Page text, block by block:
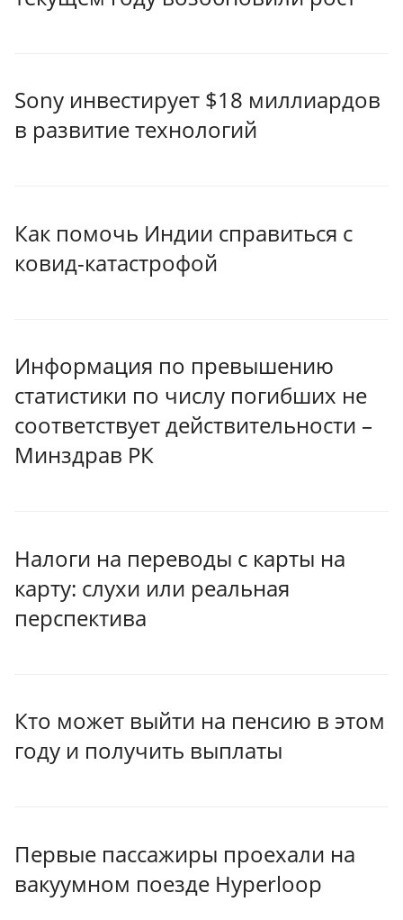
Sony инвестирует $18 миллиардов
в развитие технологий
Как помочь Индии справиться с
ковид-катастрофой
Информация по превышению
статистики по числу погибших не
соответствует действительности –
Минздрав РК
Налоги на переводы с карты на
карту: слухи или реальная
перспектива
Кто может выйти на пенсию в этом
году и получить выплаты
Первые пассажиры проехали на
вакуумном поезде Hyperloop